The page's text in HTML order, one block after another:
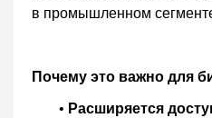
в промышленном
Почему это важно для
• Расширяется